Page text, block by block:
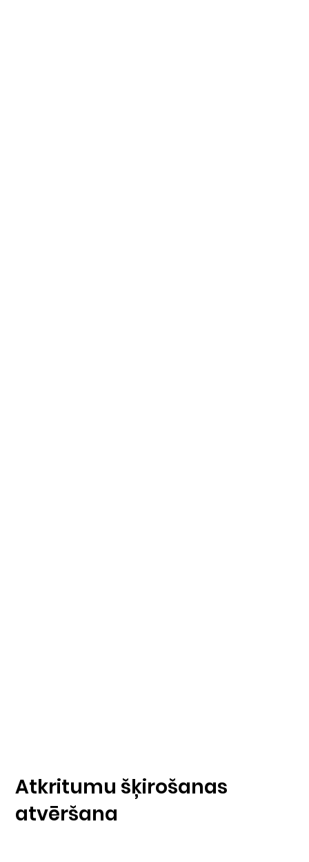
Atkritumu šķirošanas
atvēršana